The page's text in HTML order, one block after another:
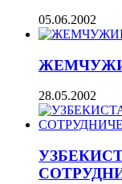
05.06.2002
28.05.2002